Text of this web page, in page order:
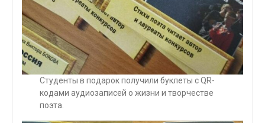
Студенты в подарок получили буклеты с QR-
кодами аудиозаписей о жизни и творчестве
поэта.